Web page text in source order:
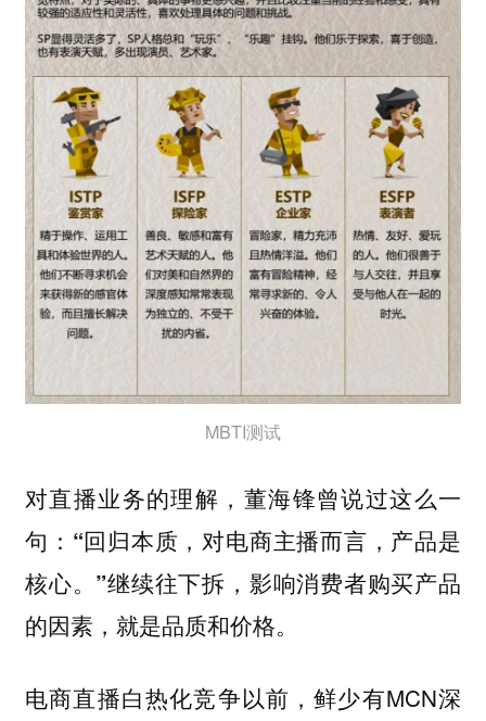
MBTI测试
对直播业务的理解，董海锋曾说过这么一
句： “回归本质，对电商主播而言，产品是
核心。”继续往下拆，影响消费者购买产品
的因素，就是品质和价格。
电商直播白热化竞争以前，鲜少有MCN深